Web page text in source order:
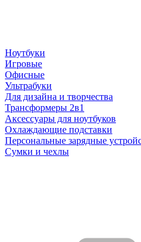
Ноутбуки
Игровые
Офисные
Ультрабуки
Для дизайна и творчества
Трансформеры 2в1
Аксессуары для ноутбуков
Охлаждающие подставки
Персональные зарядные
Сумки и чехлы